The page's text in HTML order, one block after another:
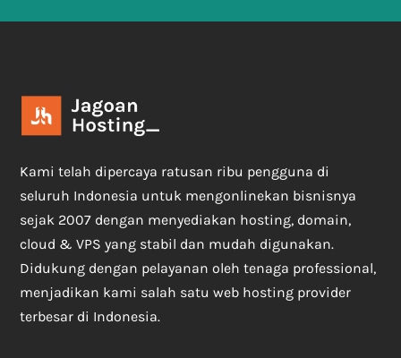
Kami telah dipercaya ratusan ribu pengguna di
seluruh Indonesia untuk mengonlinekan bisnisnya
sejak 2007 dengan menyediakan hosting, domain,
cloud & VPS yang stabil dan mudah digunakan.
Didukung dengan pelayanan oleh tenaga professional,
menjadikan kami salah satu web hosting provider
terbesar di Indonesia.